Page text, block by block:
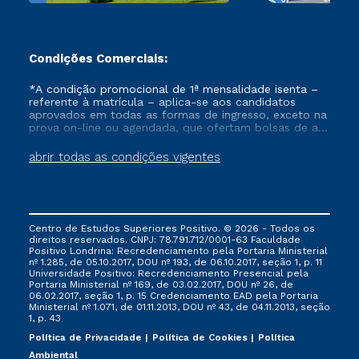
Condições Comerciais:
abrir todas as condições vigentes
*A condição promocional de 1ª mensalidade isenta –
referente à matrícula – aplica-se aos candidatos
aprovados em todas as formas de ingresso, exceto na
prova on-line ou agendada, que ofertam bolsas de até
vigente, que ainda não tenham efetivado e/ou não
tenham cancelado ou trancado sua matrícula em uma
via FIES, Prouni e outros programas governamentais, e
não se acumula com nenhuma outra campanha
ofertada pela Instituição.
Centro de Estudos Superiores Positivo. © 2026 - Todos os
direitos reservados. CNPJ: 78.791.712/0001-63 Faculdade
Positivo Londrina: Recredenciamento pela Portaria Ministerial
nº 1.285, de 05.10.2017, DOU nº 193, de 06.10.2017, seção 1, p. 11
Universidade Positivo: Recredenciamento Presencial ​pela
Portaria Ministerial nº 169, de 03.02.2017, DOU nº 26, de
06.02.2017, seção 1, p. 15 Credenciamento EAD pela Portaria
Ministerial nº 1.071, de 01.11.2013, DOU nº 43, de 04.11.2013, seção
1, p. 43
Política de Privacidade
Política de Cookies
Política
Ambiental